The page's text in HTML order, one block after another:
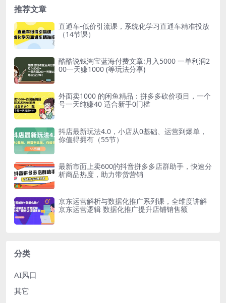
推荐文章
直通车-低价引流课，系统化学习直通车精准投放
（14节课）
酷酷说钱淘宝蓝海付费文章:月入5000 一单利润2
00一天赚1000 (等玩法分享)
外面卖1000 的闲鱼精品：拼多多砍价项目，一个
号一天纯赚40 适合新手0门槛
抖店最新玩法4.0，小店从0基础、运营到爆单，
你值得拥有（55节）
最新市面上卖600的抖音拼多多店群助手，快速分
析商品热度，助力带货营销
京东运营解析与数据化推广系列课，全维度讲解
京东运营逻辑 数据化推广提升店铺销售额
分类
AI风口
其它